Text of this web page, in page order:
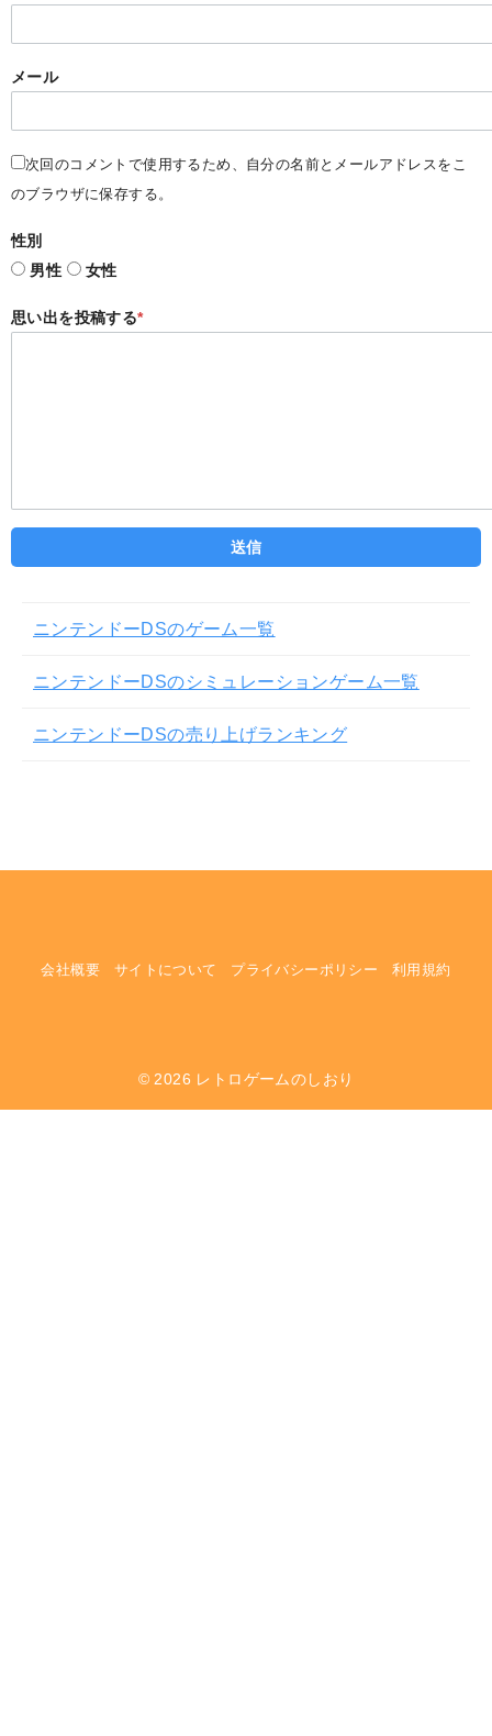
メール
次回のコメントで使用するため、自分の名前とメールアドレスをこ
のブラウザに保存する。
性別
男性
女性
思い出を投稿する*
ニンテンドーDSのゲーム一覧
ニンテンドーDSのシミュレーションゲーム一覧
ニンテンドーDSの売り上げランキング
会社概要 サイトについて プライバシーポリシー 利用規約
© 2026 レトロゲームのしおり